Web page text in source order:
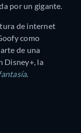
por un gigante.
de internet
como
de una
Disney+, la
.